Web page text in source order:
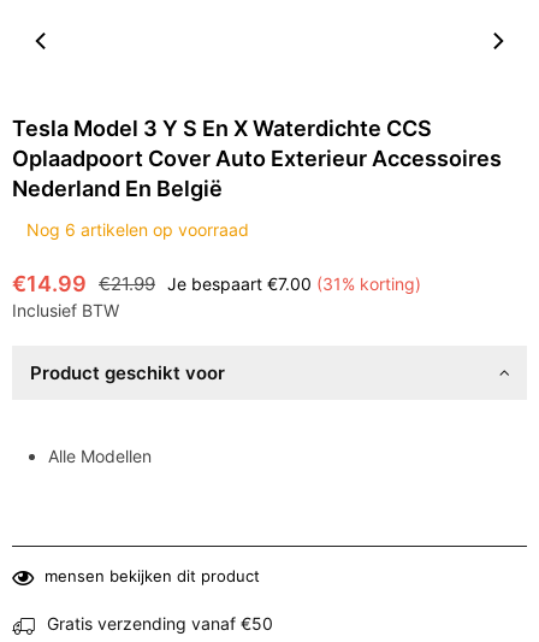
Tesla Model 3 Y S En X Waterdichte CCS
Oplaadpoort Cover Auto Exterieur Accessoires
Nederland En België
Nog 6 artikelen op voorraad
Normale
prijs
€14.99 €21.99 Je bespaart €7.00 (31% korting)
Inclusief BTW
Product geschikt voor
Alle Modellen
mensen bekijken dit product
Gratis verzending vanaf €50